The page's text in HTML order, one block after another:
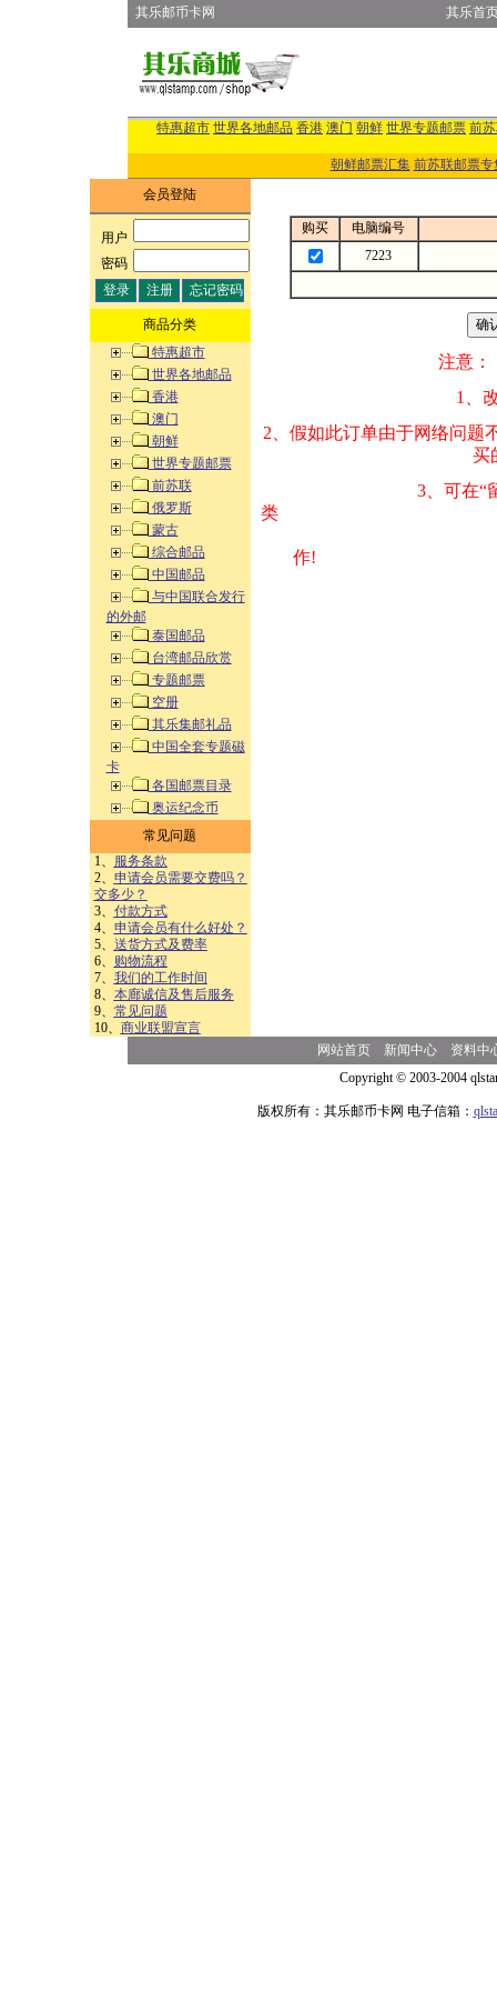
其乐邮币卡网 其乐首
特惠超市 世界各地邮品 香港 澳门 朝鲜 世界专题邮票 前
朝鲜邮票汇集 前苏联邮票专
会员登陆
用户:
密码:
商品分类
特惠超市
世界各地邮品
香港
澳门
朝鲜
世界专题邮票
前苏联
俄罗斯
蒙古
综合邮品
中国邮品
与中国联合发行
的外邮
泰国邮品
台湾邮品欣赏
专题邮票
空册
其乐集邮礼品
中国全套专题磁
卡
各国邮票目录
奥运纪念币
常见问题
1、
服务条款
2、 申请会员需要交费吗？
交多少？
3、 付款方式
4、 申请会员有什么好处？
5、 送货方式及费率
6、
购物流程
7、 我们的工作时间
8、 本廊诚信及售后服务
9、 常见问题
10、 商业联盟宣言
购买
电脑编号
7223
注意：
1、改变商品数量
2、假如此订单由
买的邮品的“
3、可在“
类 方式告之
作!
网站首页 新闻中心
资料中
Copyright © 2003-2004
版权所有：其乐邮币卡网 电子信箱：